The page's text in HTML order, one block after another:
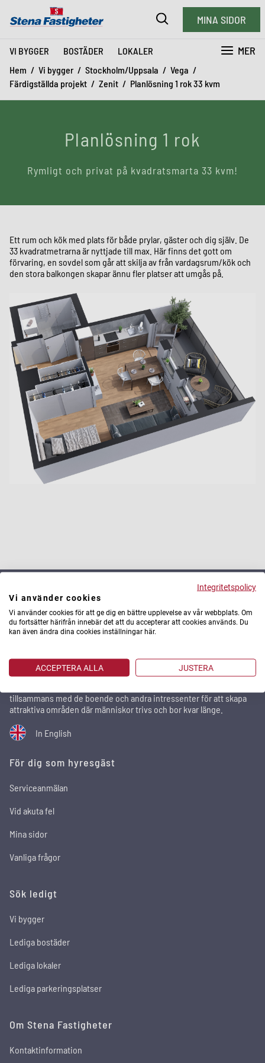
VI BYGGER BOSTÄDER LOKALER MER
MINA SIDOR
Hem Vi bygger Stockholm/Uppsala
Vega
Färdigställda projekt
Zenit Planlösning 1 rok 33 kvm
Planlösning 1 rok
Rymligt och privat på kvadratsmarta 33 kvm!
Ett rum och kök med plats för både prylar, gäster och dig själv. De
33 kvadratmetrarna är nyttjade till max. Här finns det gott om
förvaring, en sovdel som går att skilja av från vardagsrum/kök och
den stora balkongen skapar ännu fler platser att umgås på.
Stena Fastigheter
Stena Fastigheter är ett av Sveriges största privata
via Stena Real Estate. Vi utvecklar städer och förvaltar med
omtanke. Hållbarhetsfrågorna står högt på agendan och genom
tillsammans med de boende och andra intressenter för att skapa
attraktiva områden där människor trivs och bor kvar länge.
In English
För dig som hyresgäst
Serviceanmälan
Vid akuta fel
Mina sidor
Vanliga frågor
Sök ledigt
Vi bygger
Lediga bostäder
Lediga lokaler
Lediga parkeringsplatser
Om Stena Fastigheter
Kontaktinformation
Integritetspolicy
Vi använder cookies
Vi använder cookies för att ge dig en bättre upplevelse av vår webbplats. Om
du fortsätter härifrån innebär det att du accepterar att cookies används. Du
kan även ändra dina cookies inställningar här.
ACCEPTERA ALLA JUSTERA